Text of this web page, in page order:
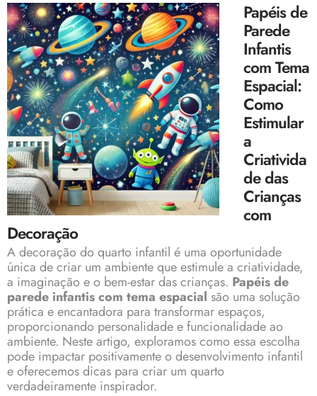
Papéis de
Parede
Infantis
com Tema
Espacial:
Como
Estimular
a
Criativida
de das
Crianças
com
Decoração
A decoração do quarto infantil é uma oportunidade
única de criar um ambiente que estimule a criatividade,
a imaginação e o bem-estar das crianças. Papéis de
parede infantis com tema espacial são uma solução
prática e encantadora para transformar espaços,
proporcionando personalidade e funcionalidade ao
ambiente. Neste artigo, exploramos como essa escolha
pode impactar positivamente o desenvolvimento infantil
e oferecemos dicas para criar um quarto
verdadeiramente inspirador.